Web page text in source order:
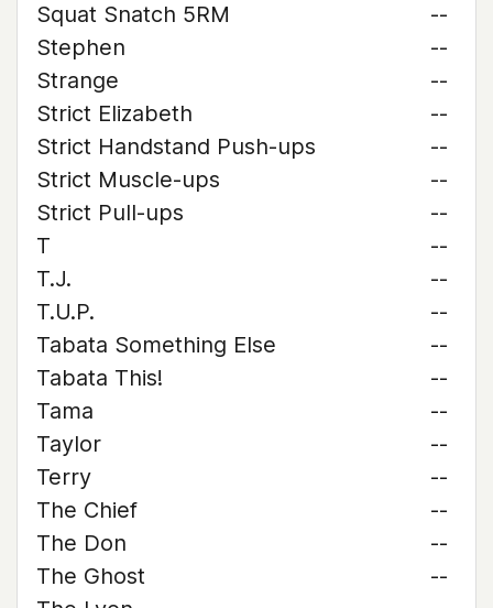
Squat Snatch 5RM
--
Stephen
--
Strange
--
Strict Elizabeth
--
Strict Handstand Push-ups
--
Strict Muscle-ups
--
Strict Pull-ups
--
T
--
T.J.
--
T.U.P.
--
Tabata Something Else
--
Tabata This!
--
Tama
--
Taylor
--
Terry
--
The Chief
--
The Don
--
The Ghost
--